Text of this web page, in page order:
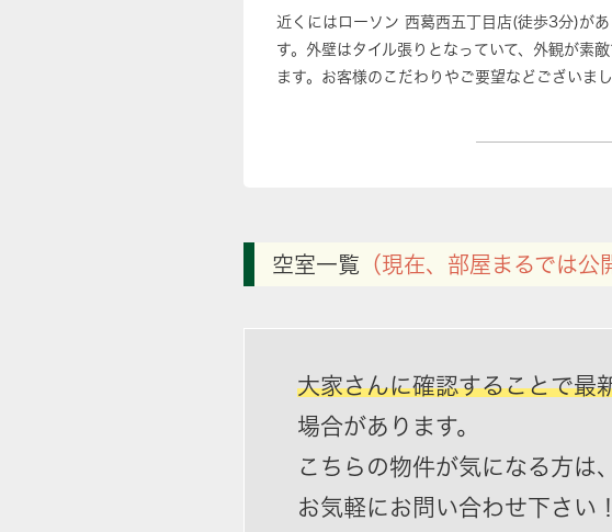
近くにはローソン 西葛西五丁目店(徒歩3分)が
す。外壁はタイル張りとなっていて、外観が素
ます。お客様のこだわりやご要望などございま
空室一覧 （現在、部屋まるでは公
大家さんに確認することで最
場合があります。
こちらの物件が気になる方は、
お気軽にお問い合わせ下さい！